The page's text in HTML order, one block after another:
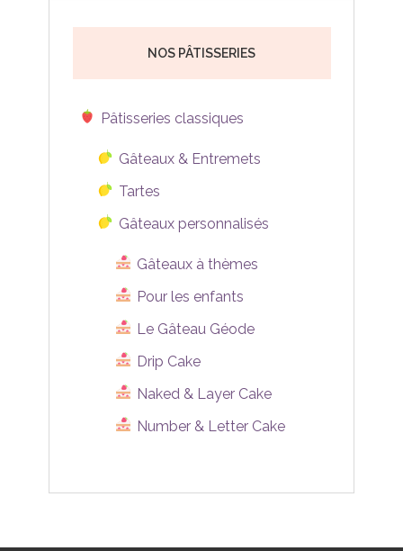
NOS PÂTISSERIES
Pâtisseries classiques
Gâteaux & Entremets
Tartes
Gâteaux personnalisés
Gâteaux à thèmes
Pour les enfants
Le Gâteau Géode
Drip Cake
Naked & Layer Cake
Number & Letter Cake